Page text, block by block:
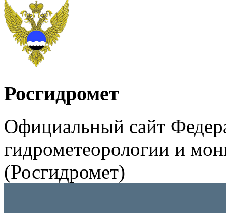
Росгидромет
Официальный сайт
гидрометеорологии и
(Росгидромет)